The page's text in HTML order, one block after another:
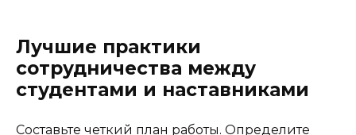
Лучшие практики
сотрудничества между
студентами и наставниками
Составьте четкий план работы. Определите